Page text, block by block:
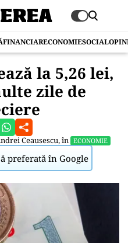
FINANCIARECONOMIESOCIAL
la 5,26 lei,
zile de
Ceausescu, în ECONOMIE
preferată în Google